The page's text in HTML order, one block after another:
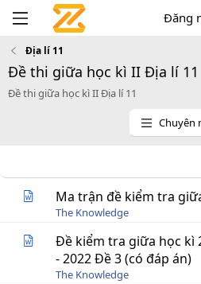
Đăng
Địa lí 11
Đề thi giữa học kì II Địa lí 11
Đề thi giữa học kì II Địa lí 11
Chuyên
Ma trận đề kiểm tra
The Knowledge
Đề kiểm tra giữa học kì
- 2022 Đề 3 (có đáp án)
The Knowledge